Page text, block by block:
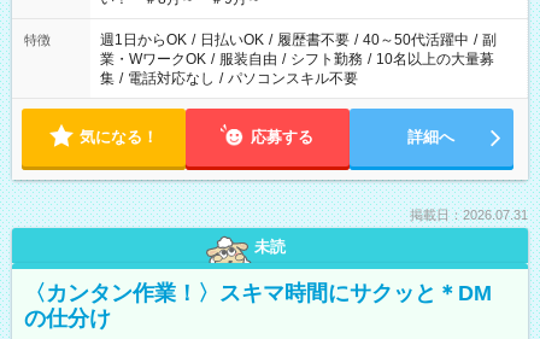
特徴 週1日からOK / 日払いOK / 履歴書不要 / 40～50代活躍中 / 副
業・WワークOK / 服装自由 / シフト勤務 / 10名以上の大量募
集 / 電話対応なし / パソコンスキル不要
気になる！ 応募する 詳細へ
掲載日：2026.07.31
未読
〈カンタン作業！〉スキマ時間にサクッと＊DM
の仕分け